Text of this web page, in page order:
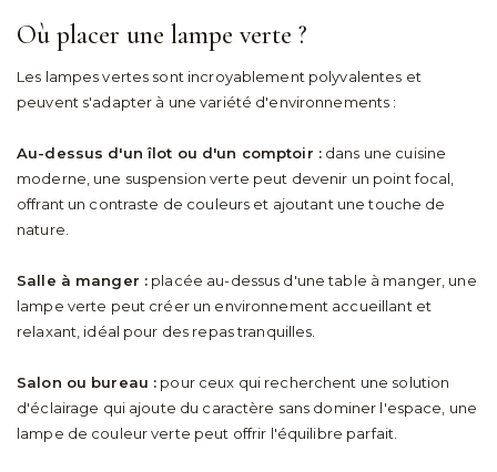
Où placer une lampe verte ?
Les lampes vertes sont incroyablement polyvalentes et
peuvent s'adapter à une variété d'environnements :
Au-dessus d'un îlot ou d'un comptoir :dans une cuisine
moderne, une suspension verte peut devenir un point focal,
offrant un contraste de couleurs et ajoutant une touche de
nature.
Salle à manger : placée au-dessus d'une table à manger, une
lampe verte peut créer un environnement accueillant et
relaxant, idéal pour des repas tranquilles.
Salon ou bureau : pour ceux qui recherchent une solution
d'éclairage qui ajoute du caractère sans dominer l'espace, une
lampe de couleur verte peut offrir l'équilibre parfait.